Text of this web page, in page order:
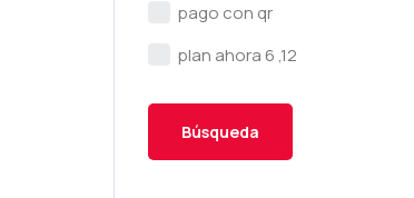
pago con qr
plan ahora 6 ,12